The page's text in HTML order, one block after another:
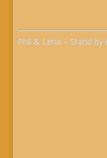
Phil & Lena – Stand by